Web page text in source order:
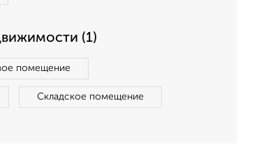
(1)
помещение
Складское помещение